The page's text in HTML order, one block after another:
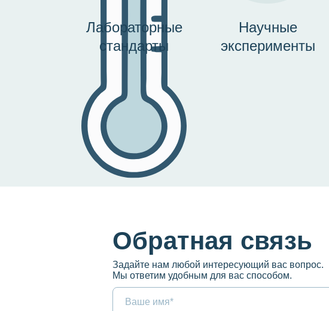
Научные
эксперименты
Лабораторные
стандарты
Обратная связь
Задайте нам любой интересующий вас вопрос.
Мы ответим удобным для вас способом.